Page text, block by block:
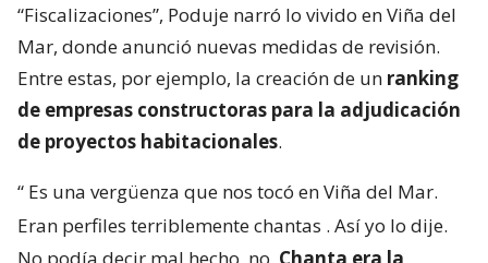
“Fiscalizaciones”, Poduje narró lo vivido en Viña del
Mar, donde anunció nuevas medidas de revisión.
Entre estas, por ejemplo, la creación de un ranking
de empresas constructoras para la adjudicación
de proyectos habitacionales.
“ Es una vergüenza que nos tocó en Viña del Mar.
Eran perfiles terriblemente chantas . Así yo lo dije.
No podía decir mal hecho, no. Chanta era la